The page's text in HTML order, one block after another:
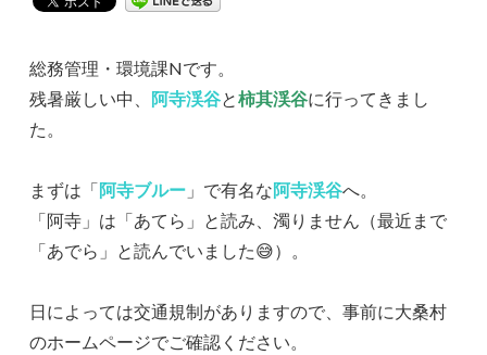
総務管理・環境課Nです。
残暑厳しい中、 阿寺渓谷と柿其渓谷に行ってきまし
た。
まずは「阿寺ブルー 」で有名な阿寺渓谷へ。
「阿寺」は「あてら」と読み、濁りません（最近まで
「あでら」と読んでいました😅）。
日によっては交通規制がありますので、事前に大桑村
のホームページでご確認ください。